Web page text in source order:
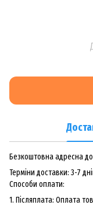
Безкоштовна адресна
Терміни доставки: 3-7
Способи оплати:
1. Післяплата: Оплата